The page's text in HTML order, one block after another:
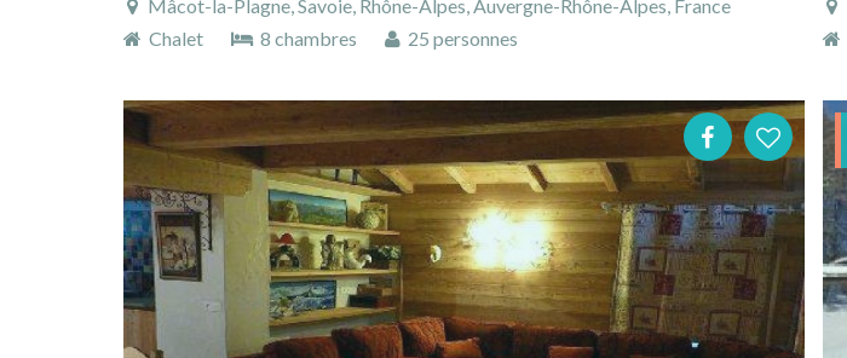
Mâcot-la-Plagne, Savoie, Rhône-Alpes, Auvergne-Rhône-Alpes, France
Chalet
8 chambres 25 personnes